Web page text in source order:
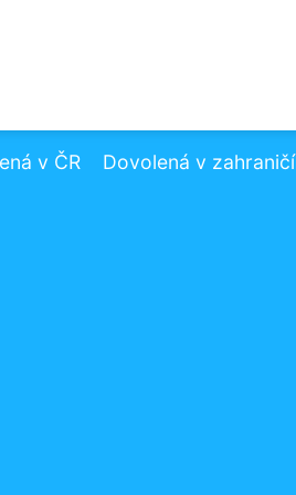
v ČR Dovolená v zahraničí